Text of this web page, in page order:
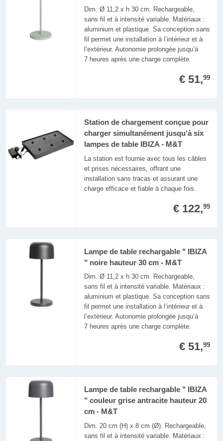
Dim. Ø 11,2 x h 30 cm. Rechargeable,
sans fil et à intensité variable. Matériaux :
aluminium et plastique. Sa conception sans
fil permet une installation à l’intérieur et à
l’extérieur. Autonomie prolongée jusqu’à
7 heures après une charge complète.
€ 51,99
Station de chargement conçue pour
charger simultanément jusqu'à six
lampes de table IBIZA - M&T
La station est fournie avec tous les câbles
et prises nécessaires, offrant une
installation sans tracas et assurant une
charge efficace et fiable à chaque fois.
€ 122,99
Lampe de table rechargable " IBIZA
" noire hauteur 30 cm - M&T
Dim. Ø 11,2 x h 30 cm. Rechargeable,
sans fil et à intensité variable. Matériaux :
aluminium et plastique. Sa conception sans
fil permet une installation à l’intérieur et à
l’extérieur. Autonomie prolongée jusqu’à
7 heures après une charge complète.
€ 51,99
Lampe de table rechargable " IBIZA
" couleur grise antracite hauteur 20
cm - M&T
Dim. 20 cm (H) x 8 cm (Ø). Rechargeable,
sans fil et à intensité variable. Matériaux :